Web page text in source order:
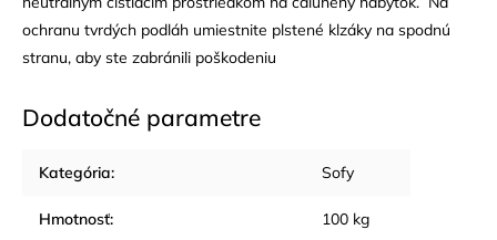
ochranu tvrdých podláh umiestnite plstené klzáky na spodnú
stranu, aby ste zabránili poškodeniu
Dodatočné parametre
Kategória: Sofy
Hmotnosť: 100 kg